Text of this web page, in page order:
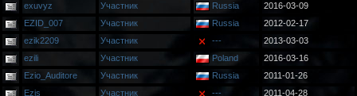
exuvyz
Участник Russia
2016-03-09
EZID_007
Участник Russia
2012-02-17
ezik2209
Участник ---
2013-03-03
ezili
Участник Poland
2016-03-16
Ezio_Auditore
Участник Russia
2011-01-26
Ezis
Участник ---
2011-04-28